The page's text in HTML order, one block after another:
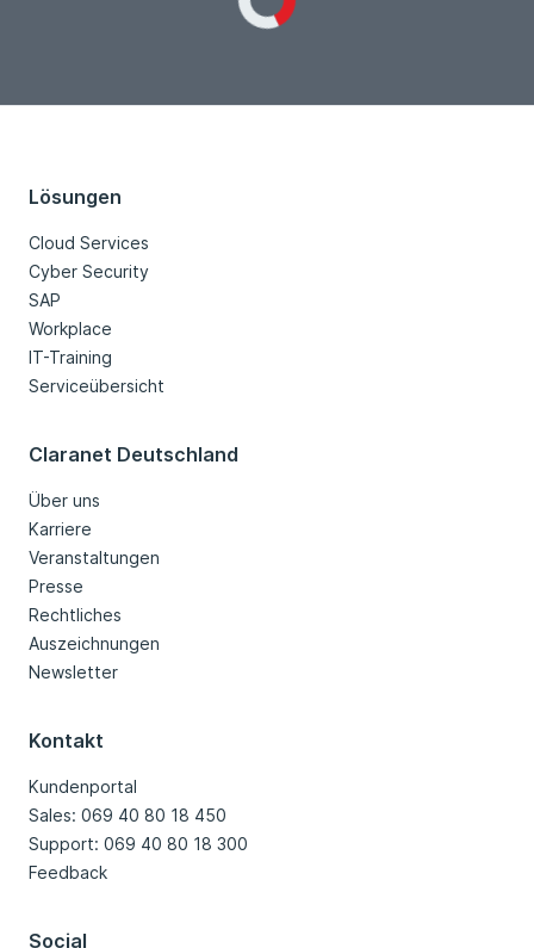
Lösungen
Cloud Services
Cyber Security
SAP
Workplace
IT-Training
Serviceübersicht
Claranet Deutschland
Über uns
Karriere
Veranstaltungen
Presse
Rechtliches
Auszeichnungen
Newsletter
Kontakt
Kundenportal
Sales: 069 40 80 18 450
Support: 069 40 80 18 300
Feedback
Social